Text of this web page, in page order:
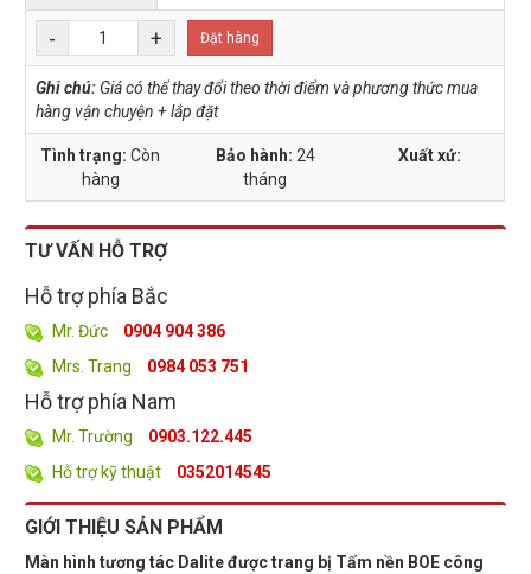
- + Đặt hàng
Ghi chú: Giá có thể thay đổi theo thời điểm và phương thức mua
hàng vận chuyện + lắp đặt
Tình trạng:Còn
hàng
Bảo hành: 24
tháng
Xuất xứ:
TƯ VẤN HỖ TRỢ
Hỗ trợ phía Bắc
Mr. Đức
0904 904 386
Mrs. Trang
0984 053 751
Hỗ trợ phía Nam
Mr. Trường
0903.122.445
Hỗ trợ kỹ thuật
0352014545
GIỚI THIỆU SẢN PHẨM
Màn hình tương tác Dalite được trang bị Tấm nền BOE công